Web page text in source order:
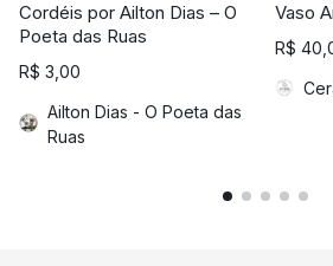
Cordéis por Ailton Dias – O
Poeta das Ruas
R$ 3,00
Ailton Dias - O Poeta das
Ruas
Vaso
R$